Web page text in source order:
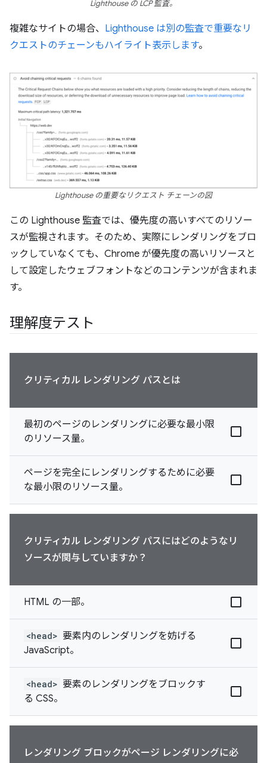
Lighthouse の LCP 監査。
複雑なサイトの場合、 Lighthouse は別の監査で重要なリ
クエストのチェーンもハイライト表示します。
Lighthouse の重要なリクエスト チェーンの図
この Lighthouse 監査では、優先度の高いすべてのリソー
スが監視されます。そのため、実際にレンダリングをブロ
ックしていなくても、Chrome が優先度の高いリソースと
して設定したウェブフォントなどのコンテンツが含まれま
す。
理解度テスト
クリティカル レンダリング パスとは
最初のページのレンダリングに必要な最小限
のリソース量。
ページを完全にレンダリングするために必要
な最小限のリソース量。
クリティカル レンダリング パスにはどのようなリ
ソースが関与していますか？
HTML の一部。
<head> 要素内のレンダリングを妨げる
JavaScript。
<head> 要素のレンダリングをブロックす
る CSS。
レンダリング ブロックがページ レンダリングに必